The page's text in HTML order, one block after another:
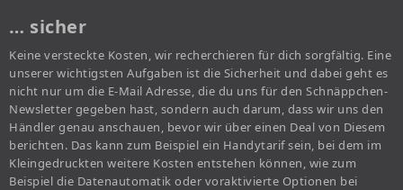
… sicher
Keine versteckte Kosten, wir recherchieren für dich sorgfältig. Eine
unserer wichtigsten Aufgaben ist die Sicherheit und dabei geht es
nicht nur um die E-Mail Adresse, die du uns für den Schnäppchen-
Newsletter gegeben hast, sondern auch darum, dass wir uns den
Händler genau anschauen, bevor wir über einen Deal von Diesem
berichten. Das kann zum Beispiel ein Handytarif sein, bei dem im
Kleingedruckten weitere Kosten entstehen können, wie zum
Beispiel die Datenautomatik oder voraktivierte Optionen bei